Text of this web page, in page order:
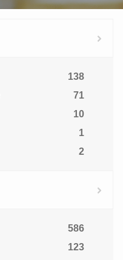
138
71
10
1
2
586
123